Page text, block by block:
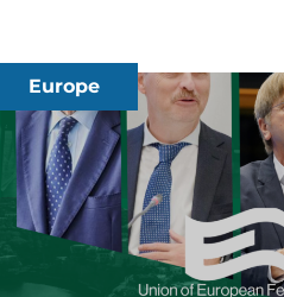
Europe